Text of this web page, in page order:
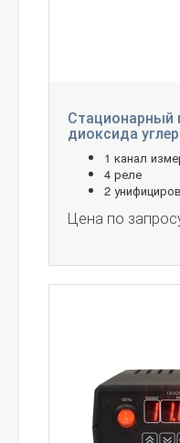
Стационарный
диоксида
1 канал
4 реле
2
Цена по